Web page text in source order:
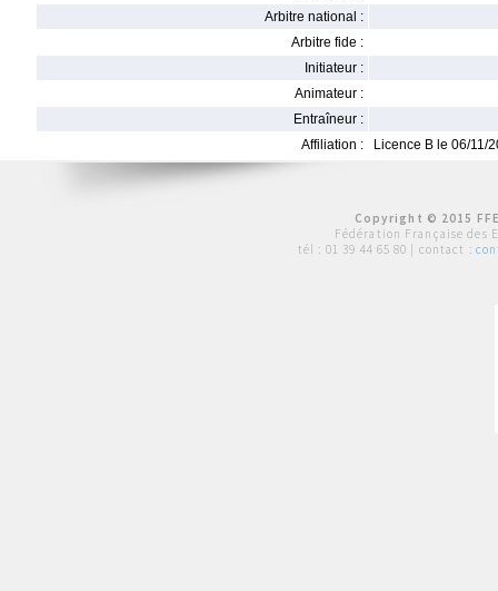
Arbitre national :
Arbitre fide :
Initiateur :
Animateur :
Entraîneur :
Affiliation :
Licence B le 06/11/
Copyright © 2015
Fédération Française des
tél : 01 39 44 65 80 | contact :